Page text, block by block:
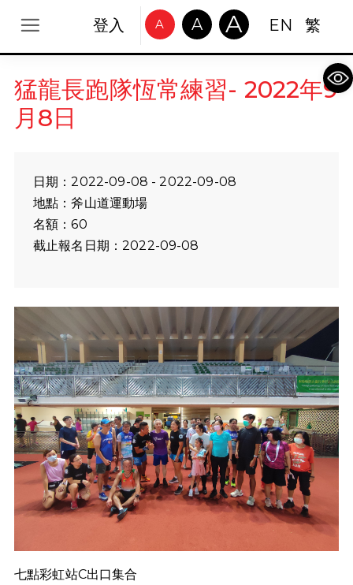
登入 A A A EN 繁
猛龍長跑隊恆常練習- 2022年9
月8日
日期：2022-09-08 - 2022-09-08
地點：斧山道運動場
名額：60
截止報名日期：2022-09-08
七點彩虹站C出口集合